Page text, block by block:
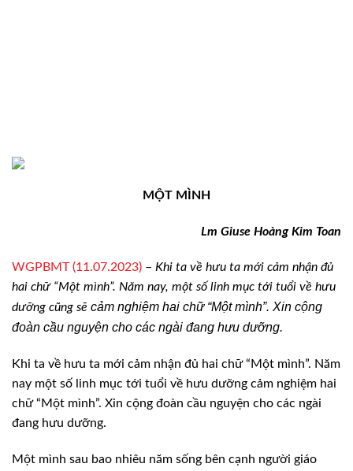
MỘT MÌNH
Lm Giuse Hoàng Kim Toan
WGPBMT (11.07.2023) – Khi ta về hưu ta mới cảm nhận đủ
hai chữ “Một mình”. Năm nay, một số linh mục tới tuổi về hưu
dưỡng cũng sẽ cảm nghiệm hai chữ “Một mình”. Xin cộng
đoàn cầu nguyện cho các ngài đang hưu dưỡng.
Khi ta về hưu ta mới cảm nhận đủ hai chữ “Một mình”. Năm
nay một số linh mục tới tuổi về hưu dưỡng cảm nghiệm hai
chữ “Một mình”. Xin cộng đoàn cầu nguyện cho các ngài
đang hưu dưỡng.
Một mình sau bao nhiêu năm sống bên cạnh người giáo